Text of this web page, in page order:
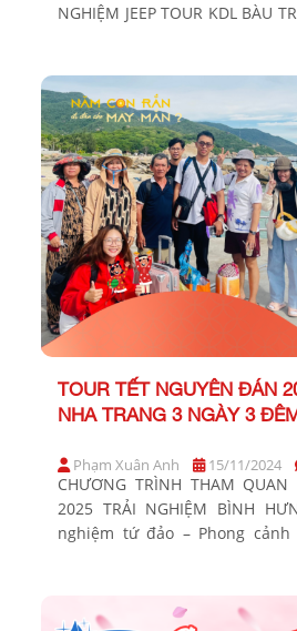
NGHIỆM JEEP TOUR KDL BÀU
TOUR TẾT NGUYÊN ĐÁN
NHA TRANG 3 NGÀY 3
Phạm Xuân Anh 15/11/2024
CHƯƠNG TRÌNH THAM
2025 TRẢI NGHIỆM BÌNH
nghiệm tứ đảo – Phong
(tức 29,30,31/01; […]